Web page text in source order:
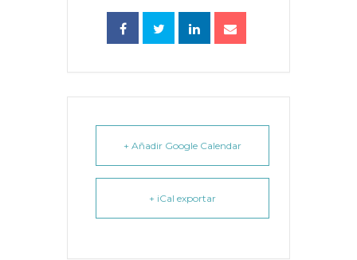
+ Añadir Google Calendar
+ iCal exportar